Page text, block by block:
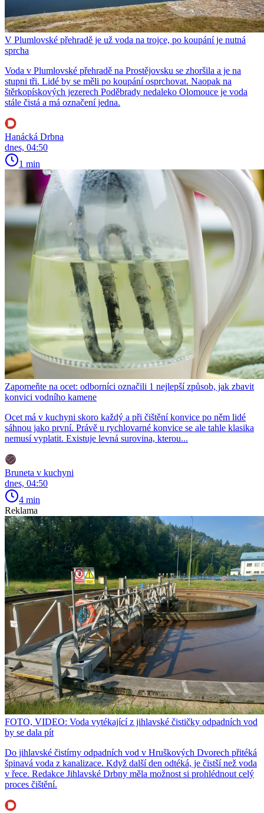
V Plumlovské přehradě je už voda na trojce, po koupání je nutná
sprcha
Voda v Plumlovské přehradě na Prostějovsku se zhoršila a je na
stupni tři. Lidé by se měli po koupání osprchovat. Naopak na
štěrkopískových jezerech Poděbrady nedaleko Olomouce je voda
stále čistá a má označení jedna.
Hanácká Drbna
dnes, 04:50
1 min
Zapomeňte na ocet: odborníci označili 1 nejlepší způsob, jak zbavit
konvici vodního kamene
Ocet má v kuchyni skoro každý a při čištění konvice po něm lidé
sáhnou jako první. Právě u rychlovarné konvice se ale tahle klasika
nemusí vyplatit. Existuje levná surovina, kterou...
Bruneta v kuchyni
dnes, 04:50
4 min
Reklama
FOTO, VIDEO: Voda vytékající z jihlavské čističky odpadních vod
by se dala pít
Do jihlavské čistírny odpadních vod v Hruškových Dvorech přitéká
špinavá voda z kanalizace. Když další den odtéká, je čistší než voda
v řece. Redakce Jihlavské Drbny měla možnost si prohlédnout celý
proces čištění.